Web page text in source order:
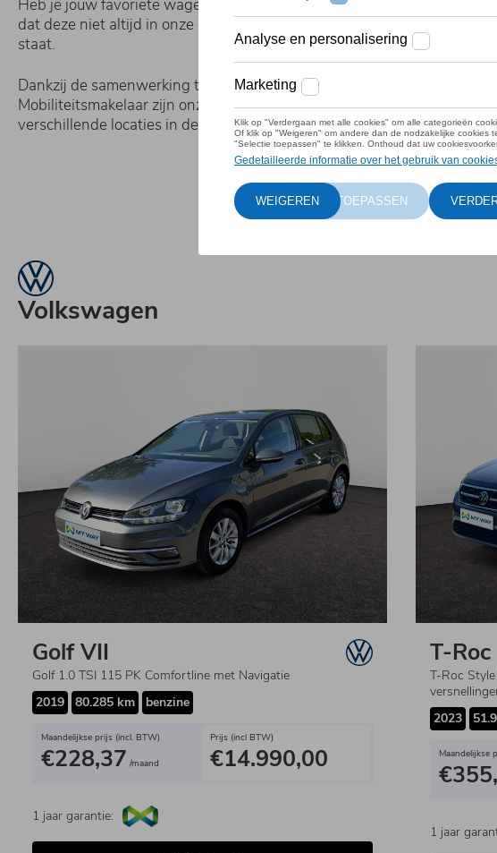
Heb je jouw favoriete wagen gevonden? Dan zal je vast opmerken
dat deze niet altijd in onze concessie in Lier of Heist-op-den-Berg
staat.
Dankzij de samenwerking tussen de concessies van De
Mobiliteitsmakelaar zijn onze tweedehandswagens beschikbaar op
verschillende locaties in de Kempen.
Volkswagen
Golf VII
Golf 1.0 TSI 115 PK Comfortline met Navigatie
2019
80.285 km benzine
Maandelijkse prijs (incl. BTW)
€228,37 /maand
Prijs (incl BTW)
€14.990,00
1 jaar garantie:
T-Roc
T-Roc
2023
Maandelijkse
1 jaar